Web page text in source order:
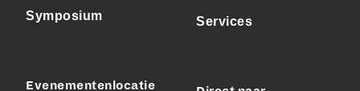
Symposium
Evenementenlocatie
Services